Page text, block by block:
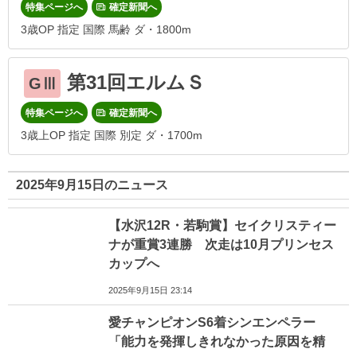
特集ページへ 確定新聞へ
3歳OP 指定 国際 馬齢 ダ・1800m
GⅢ 第31回エルムＳ
特集ページへ 確定新聞へ
3歳上OP 指定 国際 別定 ダ・1700m
2025年9月15日のニュース
【水沢12R・若駒賞】セイクリスティー
ナが重賞3連勝 次走は10月プリンセス
カップへ
2025年9月15日 23:14
愛チャンピオンS6着シンエンペラー
「能力を発揮しきれなかった原因を精